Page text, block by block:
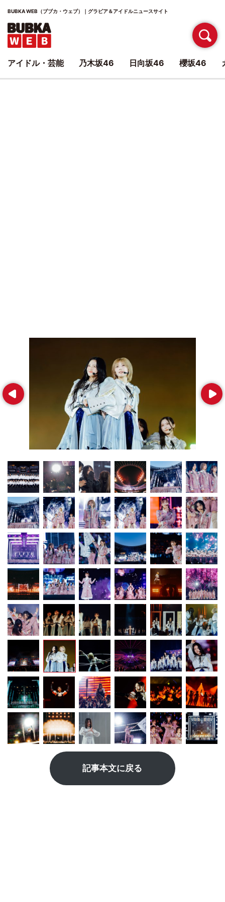
BUBKA WEB（ブブカ・ウェブ）｜グラビア＆アイドルニュースサイト
Prev Next
記事本文に戻る
アイドル・芸能 乃木坂46 日向坂46 櫻坂46